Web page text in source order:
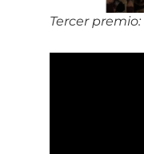
Tercer premio: